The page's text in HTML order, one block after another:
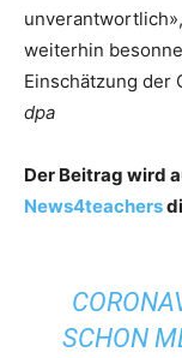
weiterhin
Einschätzung der
dpa
Der Beitrag wird
News4teachers
SCHON